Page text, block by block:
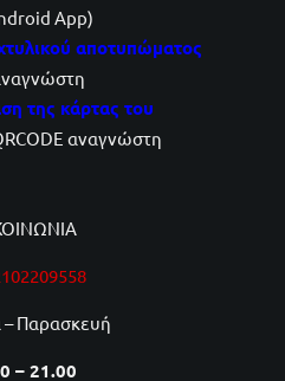
App)
αποτυπώματος
της κάρτας του
αναγνώστη
Παρασκευή
– 21.00